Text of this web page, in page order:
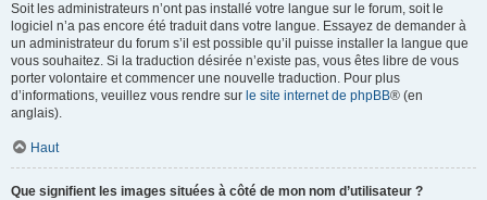
Soit les administrateurs n’ont pas installé votre langue sur le forum, soit le
logiciel n’a pas encore été traduit dans votre langue. Essayez de demander à
un administrateur du forum s’il est possible qu’il puisse installer la langue que
vous souhaitez. Si la traduction désirée n’existe pas, vous êtes libre de vous
porter volontaire et commencer une nouvelle traduction. Pour plus
d’informations, veuillez vous rendre sur le site internet de phpBB® (en
anglais).
Haut
Que signifient les images situées à côté de mon nom d’utilisateur ?